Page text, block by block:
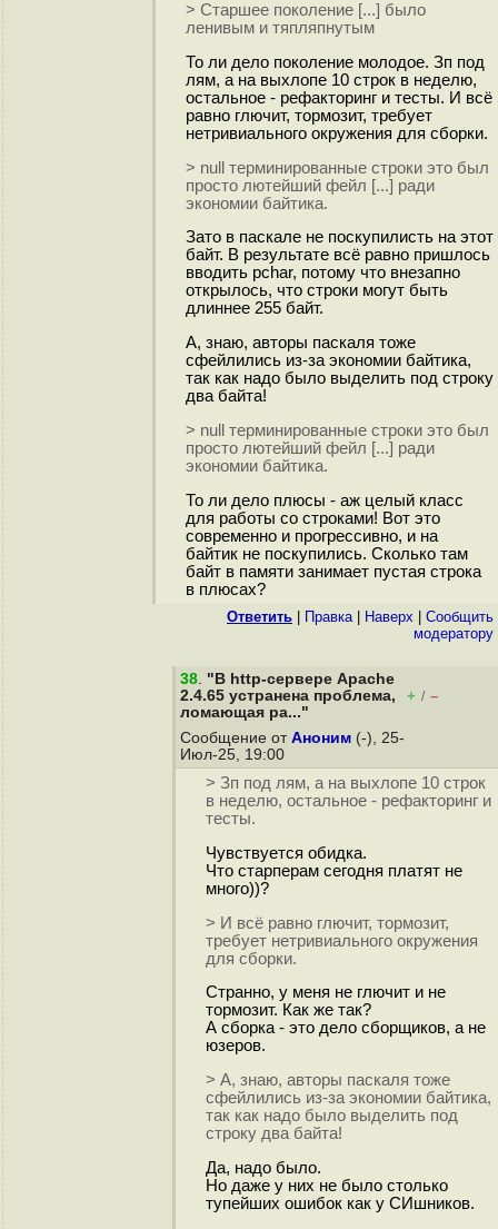
> Старшее поколение [...] было
ленивым и тяпляпнутым
То ли дело поколение молодое. Зп под
лям, а на выхлопе 10 строк в неделю,
остальное - рефакторинг и тесты. И всё
равно глючит, тормозит, требует
нетривиального окружения для сборки.
> null терминированные строки это был
просто лютейший фейл [...] ради
экономии байтика.
Зато в паскале не поскупилисть на этот
байт. В результате всё равно пришлось
вводить pchar, потому что внезапно
открылось, что строки могут быть
длиннее 255 байт.
А, знаю, авторы паскаля тоже
сфейлились из-за экономии байтика,
так как надо было выделить под строку
два байта!
> null терминированные строки это был
просто лютейший фейл [...] ради
экономии байтика.
То ли дело плюсы - аж целый класс
для работы со строками! Вот это
современно и прогрессивно, и на
байтик не поскупились. Сколько там
байт в памяти занимает пустая строка
в плюсах?
Ответить Правка| Наверх
Cообщить
модератору
38. "В http-сервере Apache
2.4.65 устранена проблема,
ломающая ра..."
+ / –
Сообщение от Аноним (-), 25-
Июл-25, 19:00
> Зп под лям, а на выхлопе 10 строк
в неделю, остальное - рефакторинг и
тесты.
Чувствуется обидка.
Что старперам сегодня платят не
много))?
> И всё равно глючит, тормозит,
требует нетривиального окружения
для сборки.
Странно, у меня не глючит и не
тормозит. Как же так?
А сборка - это дело сборщиков, а не
юзеров.
> А, знаю, авторы паскаля тоже
сфейлились из-за экономии байтика,
так как надо было выделить под
строку два байта!
Да, надо было.
Но даже у них не было столько
тупейших ошибок как у СИшников.